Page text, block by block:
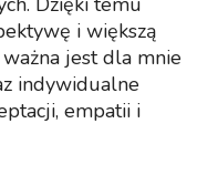
i większą
jest dla mnie
indywidualne
empatii i